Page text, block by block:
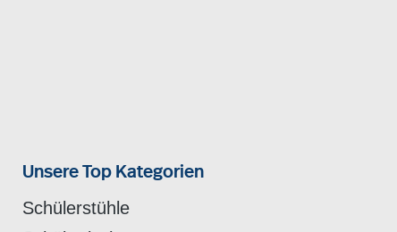
Unsere Top Kategorien
Schülerstühle